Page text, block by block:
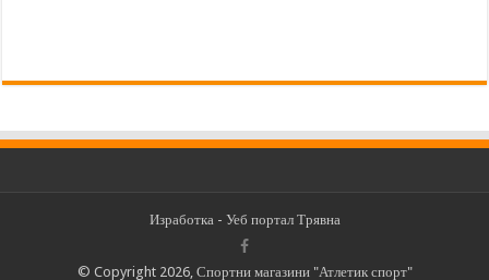
Изработка - Уеб портал Трявна
© Copyright 2026, Спортни магазини "Атлетик спорт"